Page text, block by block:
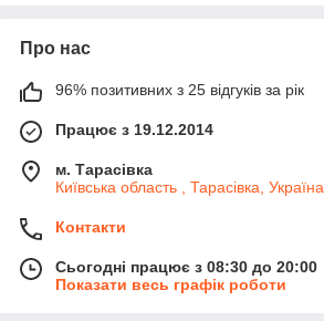
Про нас
96% позитивних з 25 відгуків за рік
Працює з 19.12.2014
м. Тарасівка
Київська область , Тарасівка, Україна
Контакти
Сьогодні працює з 08:30 до 20:00
Показати весь графік роботи